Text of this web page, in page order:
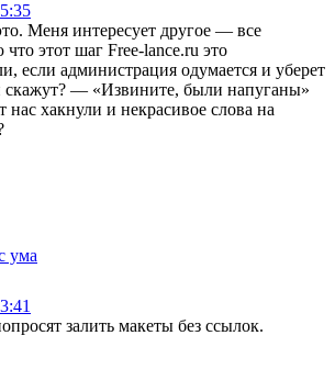
Меня интересует другое — все
этот шаг Free-lance.ru это
если администрация одумается и уберет
— «Извините, были напуганы»
хакнули и некрасивое слова на
ума
залить макеты без ссылок.